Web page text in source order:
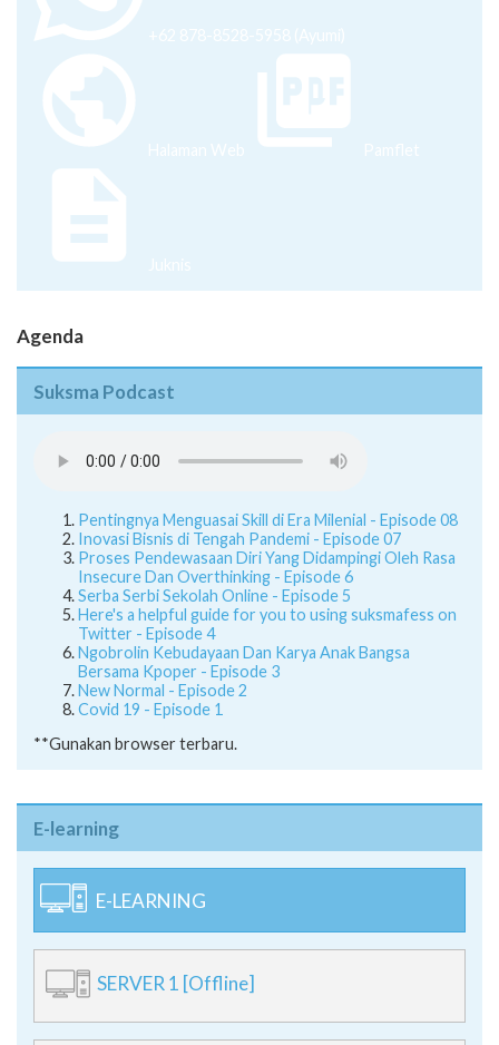
+62 878-8528-5958 (Ayumi)
Halaman Web Pamflet
Juknis
Agenda
Suksma Podcast
Pentingnya Menguasai Skill di Era Milenial - Episode 08
Inovasi Bisnis di Tengah Pandemi - Episode 07
Proses Pendewasaan Diri Yang Didampingi Oleh Rasa
Insecure Dan Overthinking - Episode 6
Serba Serbi Sekolah Online - Episode 5
Here's a helpful guide for you to using suksmafess on
Twitter - Episode 4
Ngobrolin Kebudayaan Dan Karya Anak Bangsa
Bersama Kpoper - Episode 3
New Normal - Episode 2
Covid 19 - Episode 1
**Gunakan browser terbaru.
E-learning
E-LEARNING
SERVER 1 [Offline]